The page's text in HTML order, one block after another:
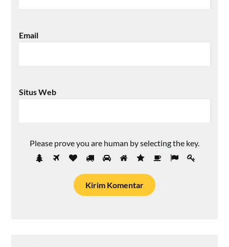
Email
Situs Web
Please prove you are human by selecting the key.